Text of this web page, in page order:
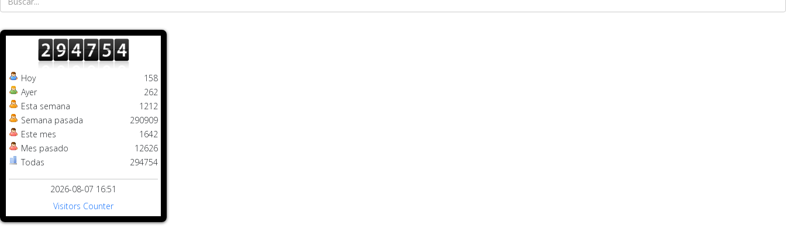
Hoy
Ayer
Esta semana
Semana pasada
Este mes
Mes pasado
Todas
158
262
1212
290909
1642
12626
294754
2026-08-07 16:51
Visitors Counter